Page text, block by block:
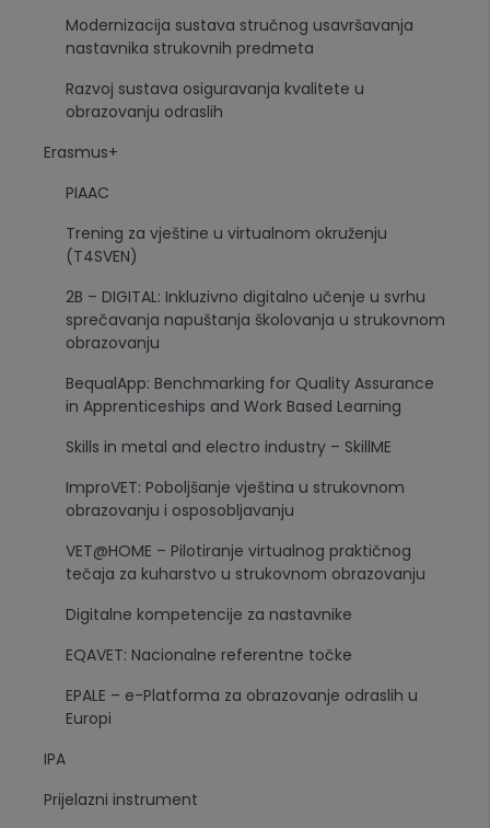
Modernizacija sustava stručnog usavršavanja
nastavnika strukovnih predmeta
Razvoj sustava osiguravanja kvalitete u
obrazovanju odraslih
Erasmus+
PIAAC
Trening za vještine u virtualnom okruženju
(T4SVEN)
2B – DIGITAL: Inkluzivno digitalno učenje u svrhu
sprečavanja napuštanja školovanja u strukovnom
obrazovanju
BequalApp: Benchmarking for Quality Assurance
in Apprenticeships and Work Based Learning
Skills in metal and electro industry – SkillME
ImproVET: Poboljšanje vještina u strukovnom
obrazovanju i osposobljavanju
VET@HOME – Pilotiranje virtualnog praktičnog
tečaja za kuharstvo u strukovnom obrazovanju
Digitalne kompetencije za nastavnike
EQAVET: Nacionalne referentne točke
EPALE – e-Platforma za obrazovanje odraslih u
Europi
IPA
Prijelazni instrument